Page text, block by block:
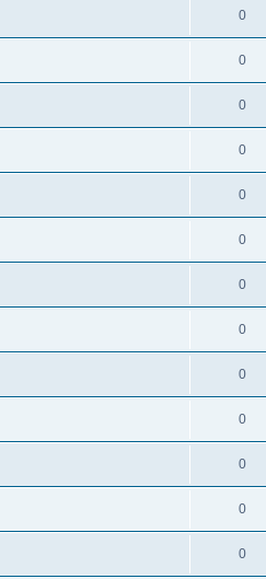
0
0
0
0
0
0
0
0
0
0
0
0
0